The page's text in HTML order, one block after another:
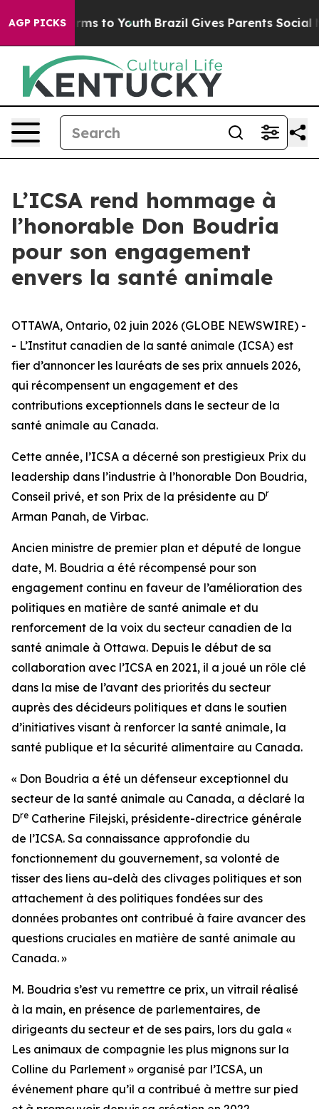
AGP PICKSHarms to Youth Brazil Gives Parents Social
L’ICSA rend hommage à
l’honorable Don Boudria
pour son engagement
envers la santé animale
OTTAWA, Ontario, 02 juin 2026 (GLOBE NEWSWIRE) -
- L’Institut canadien de la santé animale (ICSA) est
fier d’annoncer les lauréats de ses prix annuels 2026,
qui récompensent un engagement et des
contributions exceptionnels dans le secteur de la
santé animale au Canada.
Cette année, l’ICSA a décerné son prestigieux Prix du
leadership dans l’industrie à l’honorable Don Boudria,
Conseil privé, et son Prix de la présidente au Dr
Arman Panah, de Virbac.
Ancien ministre de premier plan et député de longue
date, M. Boudria a été récompensé pour son
engagement continu en faveur de l’amélioration des
politiques en matière de santé animale et du
renforcement de la voix du secteur canadien de la
santé animale à Ottawa. Depuis le début de sa
collaboration avec l’ICSA en 2021, il a joué un rôle clé
dans la mise de l’avant des priorités du secteur
auprès des décideurs politiques et dans le soutien
d’initiatives visant à renforcer la santé animale, la
santé publique et la sécurité alimentaire au Canada.
« Don Boudria a été un défenseur exceptionnel du
secteur de la santé animale au Canada, a déclaré la
Dre Catherine Filejski, présidente-directrice générale
de l’ICSA. Sa connaissance approfondie du
fonctionnement du gouvernement, sa volonté de
tisser des liens au-delà des clivages politiques et son
attachement à des politiques fondées sur des
données probantes ont contribué à faire avancer des
questions cruciales en matière de santé animale au
Canada. »
M. Boudria s’est vu remettre ce prix, un vitrail réalisé
à la main, en présence de parlementaires, de
dirigeants du secteur et de ses pairs, lors du gala «
Les animaux de compagnie les plus mignons sur la
Colline du Parlement » organisé par l’ICSA, un
événement phare qu’il a contribué à mettre sur pied